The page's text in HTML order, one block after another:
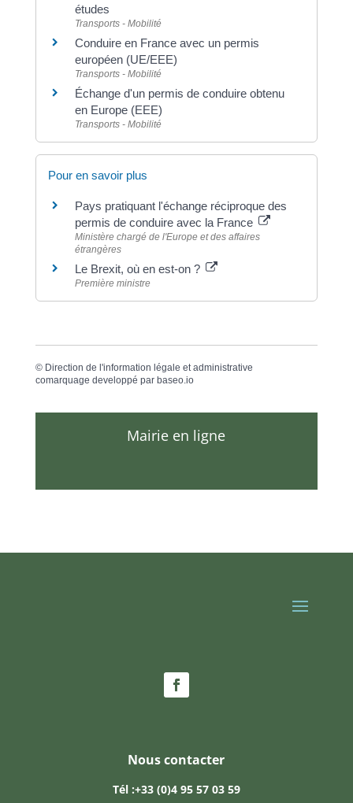
études
Transports - Mobilité
Conduire en France avec un permis
européen (UE/EEE)
Transports - Mobilité
Échange d'un permis de conduire obtenu
en Europe (EEE)
Transports - Mobilité
Pour en savoir plus
Pays pratiquant l'échange réciproque des
permis de conduire avec la France
Ministère chargé de l'Europe et des affaires
étrangères
Le Brexit, où en est-on ?
Première ministre
© Direction de l'information légale et administrative
comarquage developpé par baseo.io
Mairie en ligne
Nous contacter
Tél :+33 (0)4 95 57 03 59